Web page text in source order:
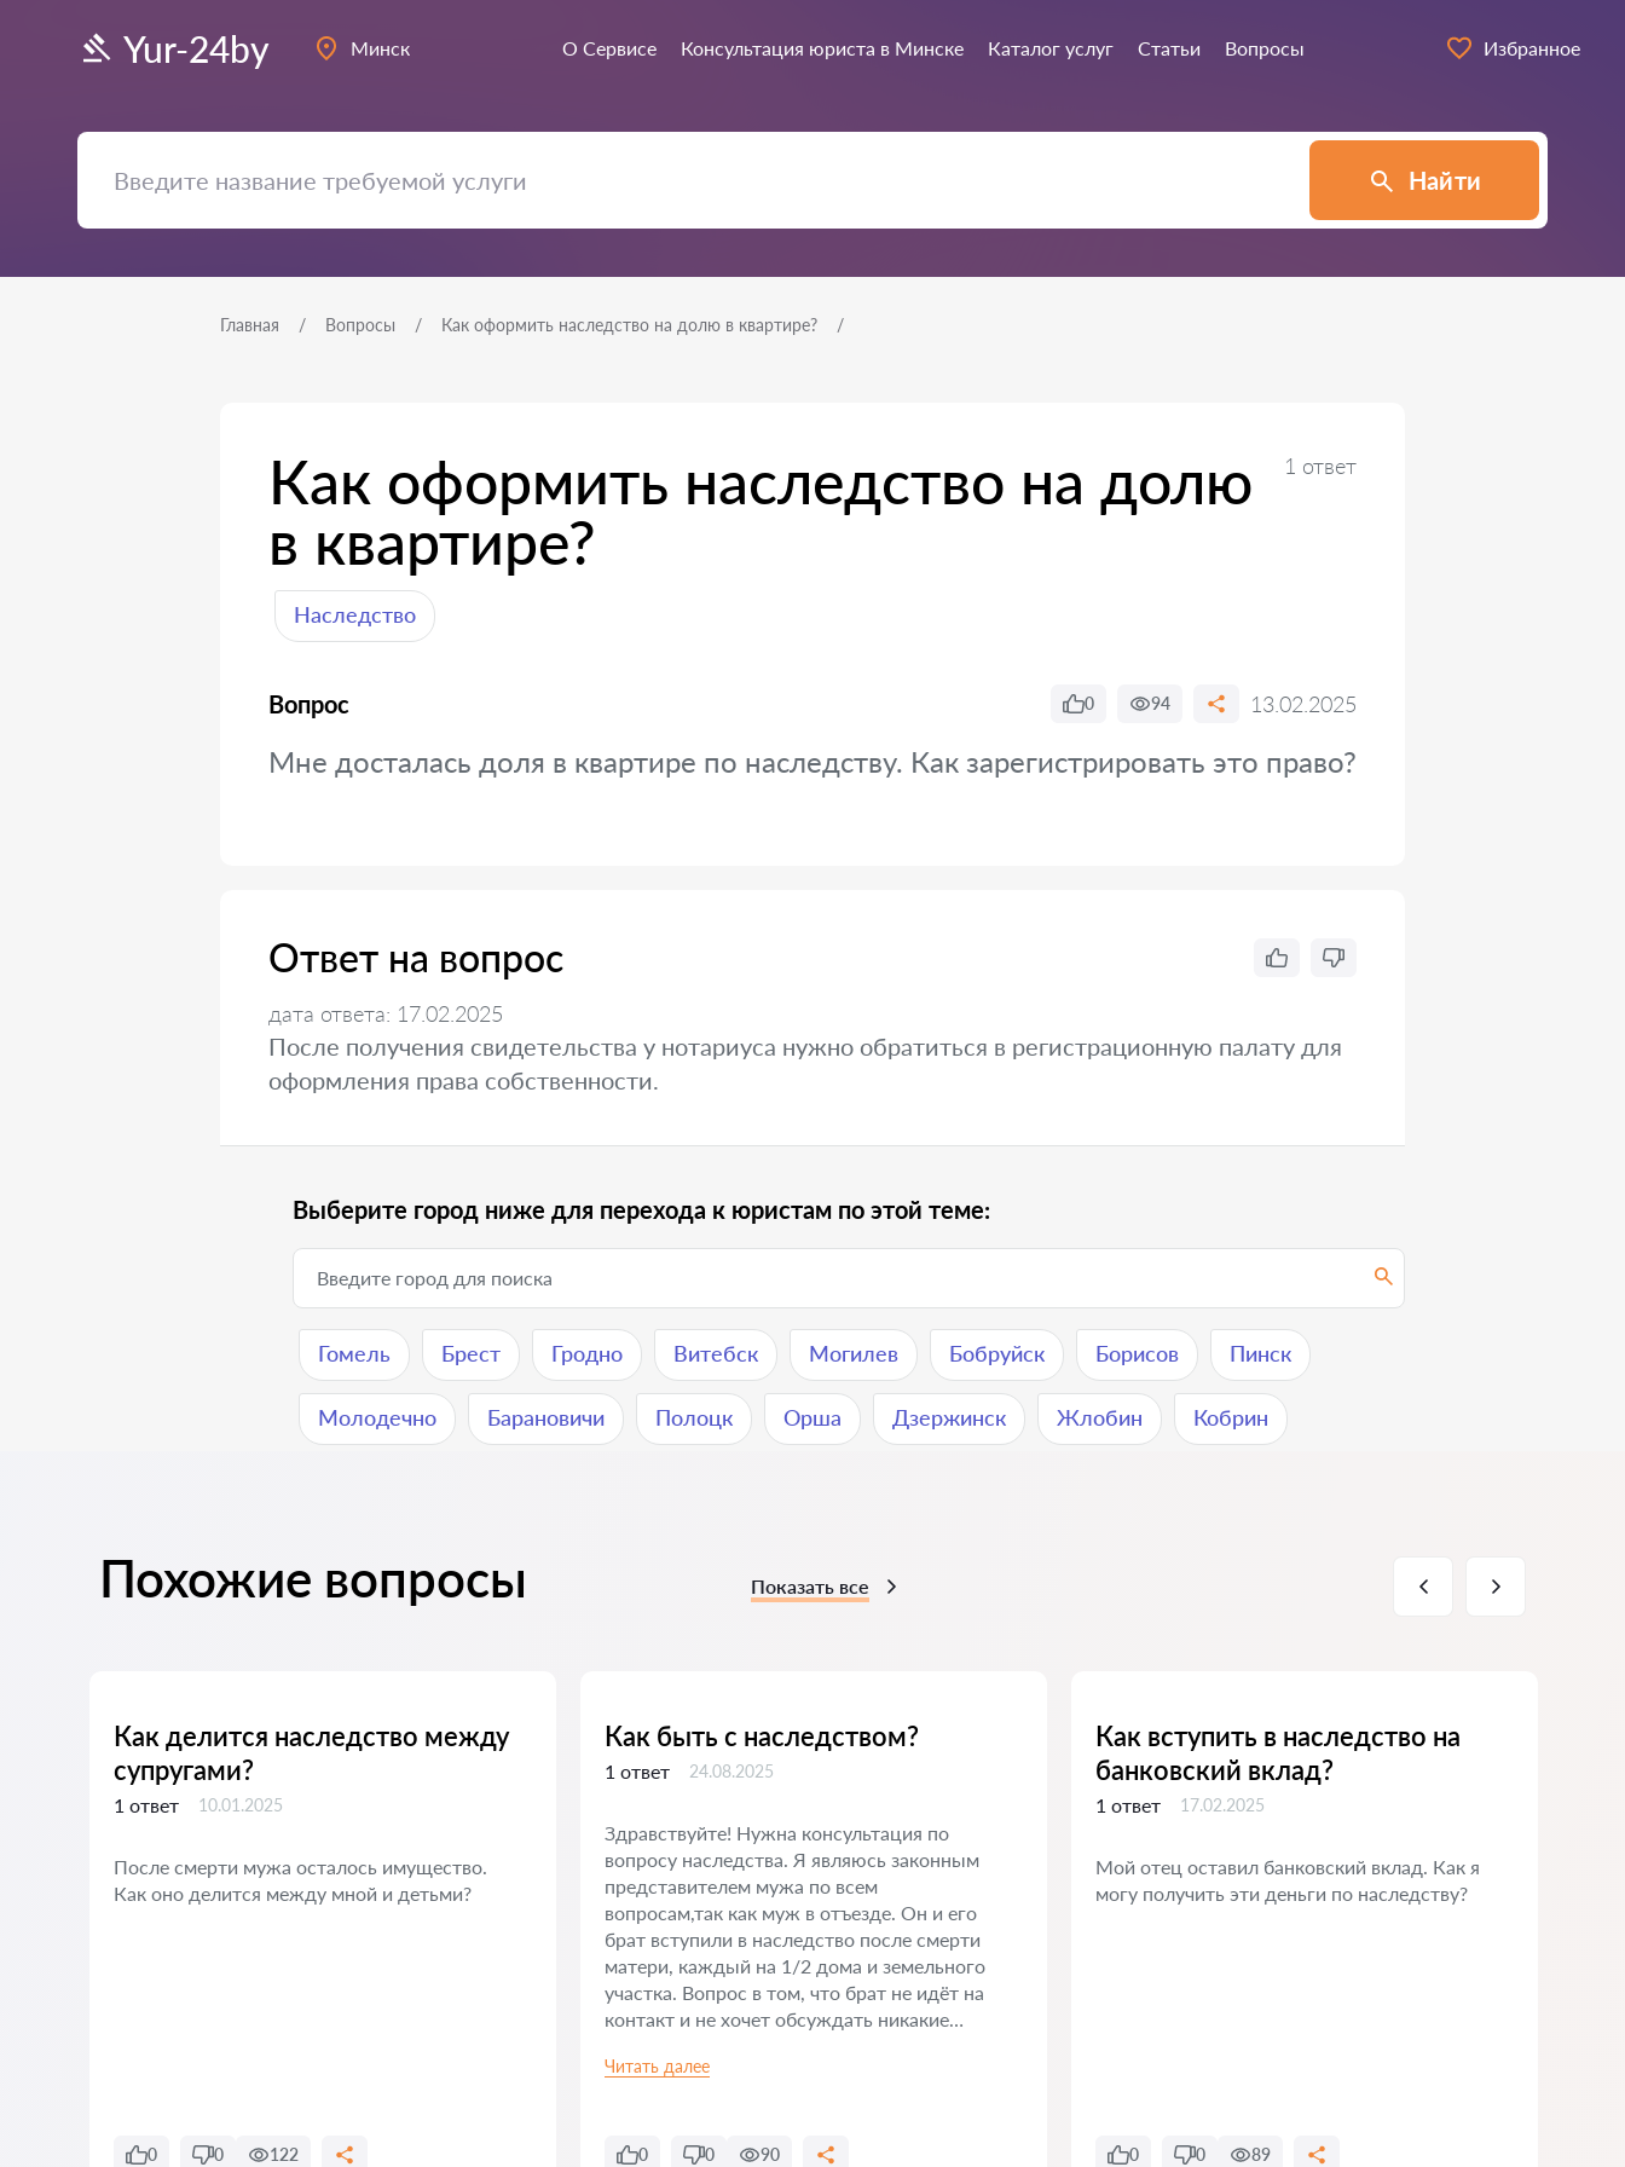
Yur-24by Минск О Сервисе Консультация юриста в Минске Каталог услуг Статьи Вопросы Избранное
Найти
Главная Вопросы Как оформить наследство на долю в квартире?
Как оформить наследство на долю
в квартире?
1 ответ
Наследство
Вопрос 0 94 13.02.2025
Мне досталась доля в квартире по наследству. Как зарегистрировать это право?
Ответ на вопрос
дата ответа: 17.02.2025
После получения свидетельства у нотариуса нужно обратиться в регистрационную палату для
оформления права собственности.
Выберите город ниже для перехода к юристам по этой теме:
Гомель Брест Гродно Витебск Могилев Бобруйск Борисов Пинск
Молодечно Барановичи Полоцк Орша Дзержинск Жлобин Кобрин
Похожие вопросы Показать все
Как делится наследство между
супругами?
1 ответ 10.01.2025
После смерти мужа осталось имущество.
Как оно делится между мной и детьми?
0 0 122
Как быть с наследством?
1 ответ 24.08.2025
Здравствуйте! Нужна консультация по
вопросу наследства. Я являюсь законным
представителем мужа по всем
вопросам,так как муж в отъезде. Он и его
брат вступили в наследство после смерти
матери, каждый на 1/2 дома и земельного
участка. Вопрос в том, что брат не идёт на
контакт и не хочет обсуждать никакие
продавать и делить деньги, не хочет
сплачивать нам половину и вступать в
Читать далее
0 0 90
Как вступить в наследство на
банковский вклад?
1 ответ 17.02.2025
Мой отец оставил банковский вклад. Как я
могу получить эти деньги по наследству?
0 0 89